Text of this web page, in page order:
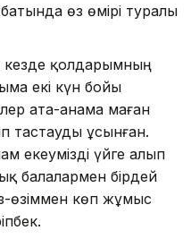
өз өмірі туралы
кезде қолдарымның
екі күн бойы
ата-анама маған
тастауды ұсынған.
екеумізді үйге алып
балалармен бірдей
өзіммен көп жұмыс